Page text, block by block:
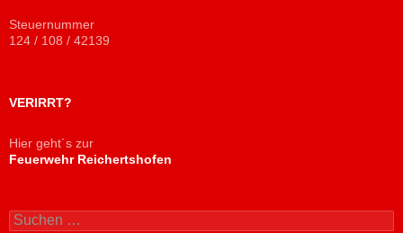
Steuernummer
124 / 108 / 42139
VERIRRT?
Hier geht´s zur
Feuerwehr Reichertshofen
Suchen